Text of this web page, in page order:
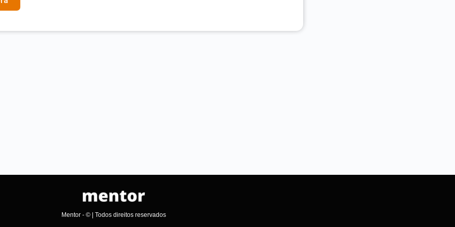
Mentor - © | Todos direitos reservados